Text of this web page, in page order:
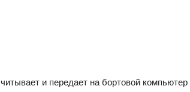
и передает на бортовой компьютер